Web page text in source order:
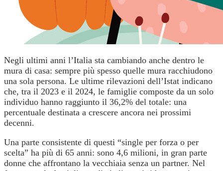
Negli ultimi anni l’Italia sta cambiando anche dentro le
mura di casa: sempre più spesso quelle mura racchiudono
una sola persona. Le ultime rilevazioni dell’Istat indicano
che, tra il 2023 e il 2024, le famiglie composte da un solo
individuo hanno raggiunto il 36,2% del totale: una
percentuale destinata a crescere ancora nei prossimi
decenni.
Una parte consistente di questi “single per forza o per
scelta” ha più di 65 anni: sono 4,6 milioni, in gran parte
donne che affrontano la vecchiaia senza un partner. Nel